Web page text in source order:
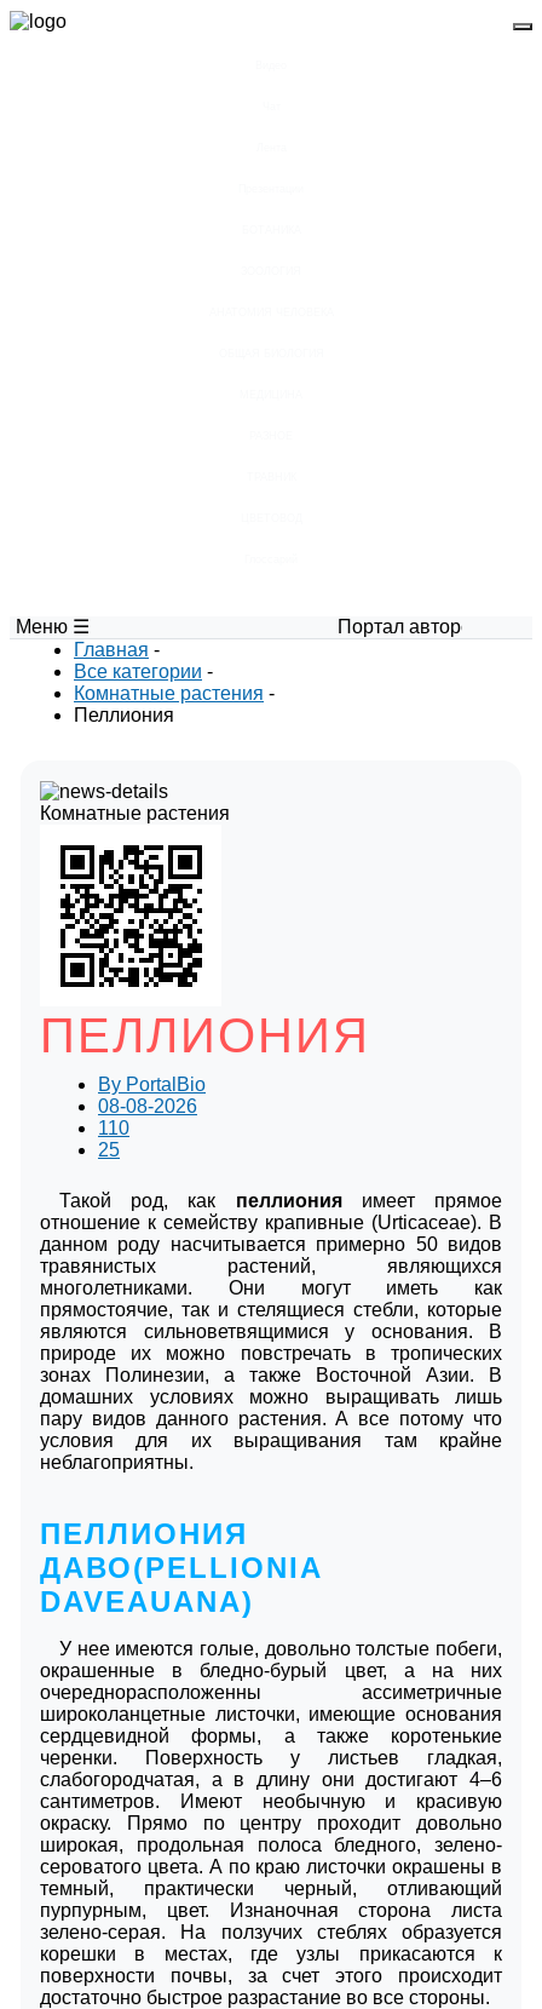
Меню ☰
Портал авторских
Главная -
Все категории -
Комнатные растения -
Пеллиония
Комнатные растения
ПЕЛЛИОНИЯ
By PortalBio
08-08-2026
110
25
Такой род, как пеллионияимеет прямое
отношение к семейству крапивные (Urticaceae). В
данном роду насчитывается примерно 50 видов
травянистых растений, являющихся
многолетниками. Они могут иметь как
прямостоячие, так и стелящиеся стебли, которые
являются сильноветвящимися у основания. В
природе их можно повстречать в тропических
зонах Полинезии, а также Восточной Азии. В
домашних условиях можно выращивать лишь
пару видов данного растения. А все потому что
условия для их выращивания там крайне
неблагоприятны.
ПЕЛЛИОНИЯ
ДАВО(PELLIONIA
DAVEAUANA)
У нее имеются голые, довольно толстые побеги,
окрашенные в бледно-бурый цвет, а на них
очереднорасположенны ассиметричные
широколанцетные листочки, имеющие основания
сердцевидной формы, а также коротенькие
черенки. Поверхность у листьев гладкая,
слабогородчатая, а в длину они достигают 4–6
сантиметров. Имеют необычную и красивую
окраску. Прямо по центру проходит довольно
широкая, продольная полоса бледного, зелено-
сероватого цвета. А по краю листочки окрашены в
темный, практически черный, отливающий
пурпурным, цвет. Изнаночная сторона листа
зелено-серая. На ползучих стеблях образуется
корешки в местах, где узлы прикасаются к
поверхности почвы, за счет этого происходит
достаточно быстрое разрастание во все стороны.